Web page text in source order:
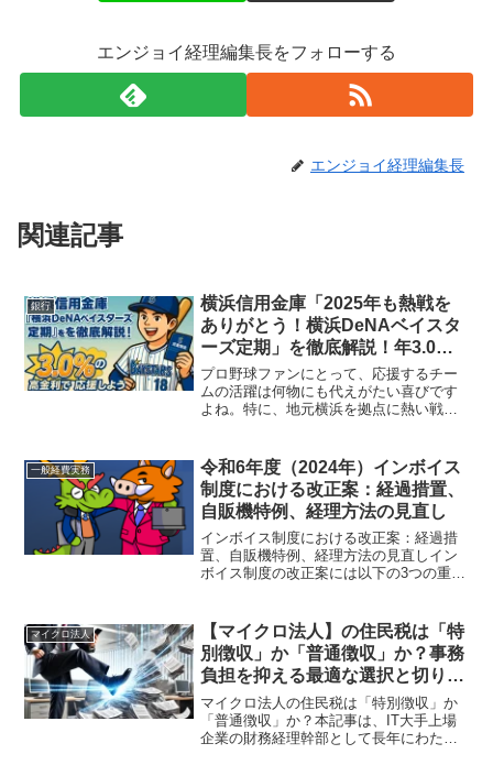
エンジョイ経理編集長をフォローする
エンジョイ経理編集長
関連記事
銀行
横浜信用金庫「2025年も熱戦を
ありがとう！横浜DeNAベイスタ
ーズ定期」を徹底解説！年3.0%
の高金利で応援しよう
プロ野球ファンにとって、応援するチー
ムの活躍は何物にも代えがたい喜びです
よね。特に、地元横浜を拠点に熱い戦い
んなベイスターズの2025年の熱戦に感謝
し、さらに応援を...
一般経費実務
令和6年度（2024年）インボイス
制度における改正案：経過措置、
自販機特例、経理方法の見直し
インボイス制度における改正案：経過措
置、自販機特例、経理方法の見直しイン
ボイス制度の改正案には以下の3つの重要
税事業者からの課税仕入れについての経
過措置の改正自販機特例...
マイクロ法人
【マイクロ法人】の住民税は「特
別徴収」か「普通徴収」か？事務
負担を抑える最適な選択と切り替
え方法を徹底解説
マイクロ法人の住民税は「特別徴収」か
「普通徴収」か？本記事は、IT大手上場
企業の財務経理幹部として長年にわたり